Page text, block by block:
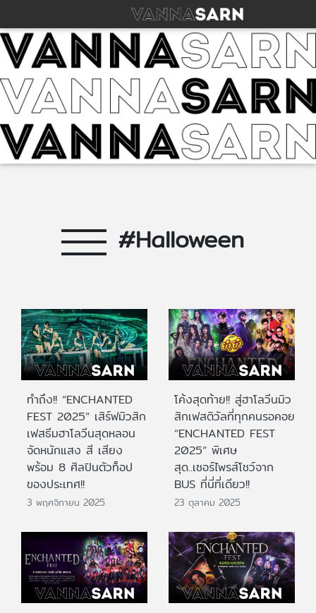
#Halloween
ทำถึง!! “ENCHANTED
FEST 2025” เสิร์ฟมิวสิก
เฟสธีมฮาโลวีนสุดหลอน
จัดหนักแสง สี เสียง
พร้อม 8 ศิลปินตัวท็อป
ของประเทศ!!
3 พฤศจิกายน 2025
โค้งสุดท้าย!! สู่ฮาโลวีนมิว
สิกเฟสติวัลที่ทุกคนรอคอย
“ENCHANTED FEST
2025” พิเศษ
สุด..เซอร์ไพรส์โชว์จาก
BUS ที่นี่ที่เดียว!!
23 ตุลาคม 2025